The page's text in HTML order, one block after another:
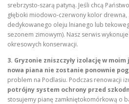
srebrzysto-szarą patyną. Jeśli chcą
głęboki miodowo-czerwony kolor drewna,
dedykowanego oleju lnianego lub
sezonem zimowym). Nasz serwis
okresowych konserwacji.
3. Gryzonie zniszczyły izolację w moim
nowa piana nie zostanie ponownie
problem na Podlasiu. Podczas renowacji
potrójny system ochrony przed
stosujemy pianę zamkniętokomórkową o